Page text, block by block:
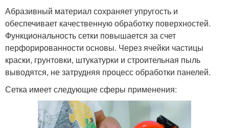
Абразивный материал сохраняет упругость и
обеспечивает качественную обработку поверхностей.
Функциональность сетки повышается за счет
перфорированности основы. Через ячейки частицы
краски, грунтовки, штукатурки и строительная пыль
выводятся, не затрудняя процесс обработки панелей.
Сетка имеет следующие сферы применения: